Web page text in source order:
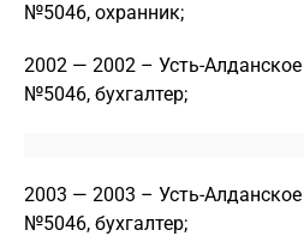
№5046, охранник;
2002 — 2002 – Усть-
№5046, бухгалтер;
2003 — 2003 – Усть-
№5046, бухгалтер;